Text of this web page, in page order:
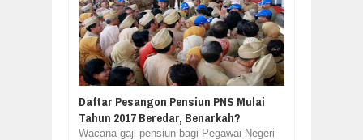
Daftar Pesangon Pensiun PNS Mulai
Tahun 2017 Beredar, Benarkah?
Wacana gaji pensiun bagi Pegawai Negeri